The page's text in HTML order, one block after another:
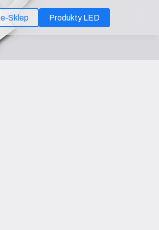
e-Sklep Produkty LED